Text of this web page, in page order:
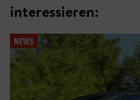
interessieren:
NEWS